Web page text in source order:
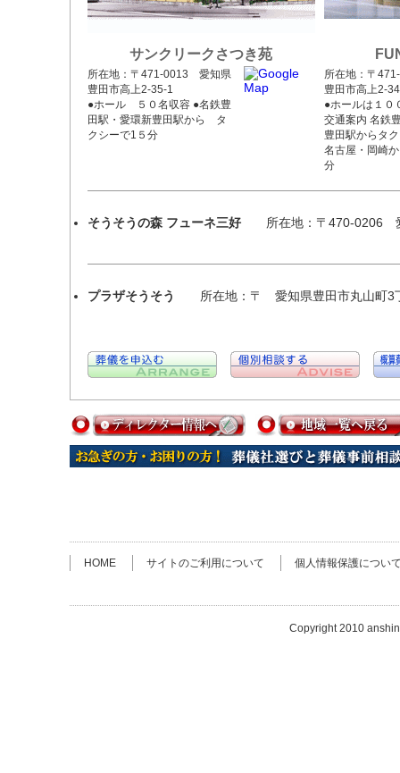
サンクリークさつき苑
所在地：〒471-0013 愛知県
豊田市高上2-35-1
●ホール ５０名収容 ●名鉄豊
田駅・愛環新豊田駅から タ
クシーで1５分
所在地：〒
豊田市高上2-
●ホールは１０
交通案内 名鉄
豊田駅からタ
名古屋・岡崎
分
そうそうの森 フューネ三好所在地：〒470-0206 愛
プラザそうそう 所在地：〒 愛知県豊田市丸山町3
HOME サイトのご利用について 個人情報保護につい
Copyright 2010